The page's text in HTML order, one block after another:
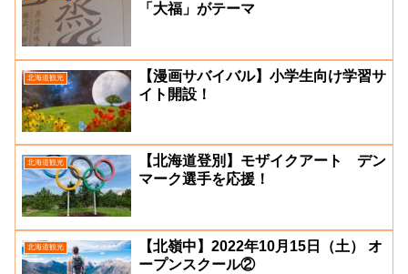
「大福」がテーマ
北海道観光
【漫画サバイバル】小学生向け学習サ
イト開設！
北海道観光
【北海道登別】モザイクアート デン
マーク選手を応援！
北海道観光
【北嶺中】2022年10月15日（土） オ
ープンスクール②